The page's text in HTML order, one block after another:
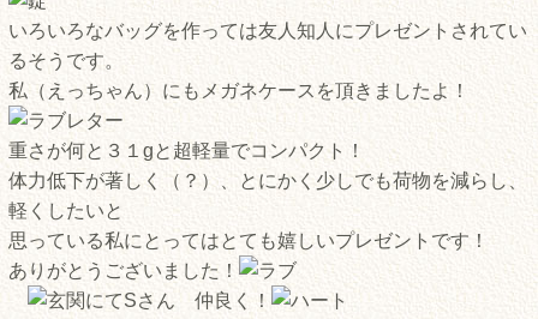
いろいろなバッグを作っては友人知人にプレゼントされてい
るそうです。
私（えっちゃん）にもメガネケースを頂きましたよ！
重さが何と３１gと超軽量でコンパクト！
体力低下が著しく（？）、とにかく少しでも荷物を減らし、
軽くしたいと
思っている私にとってはとても嬉しいプレゼントです！
ありがとうございました！
仲良く！